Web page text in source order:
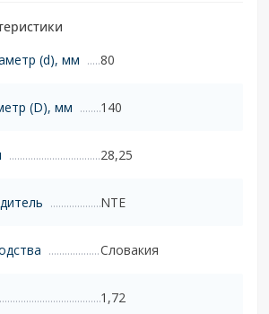
(d), мм
80
(D), мм 140
28,25
NTE
Словакия
1,72